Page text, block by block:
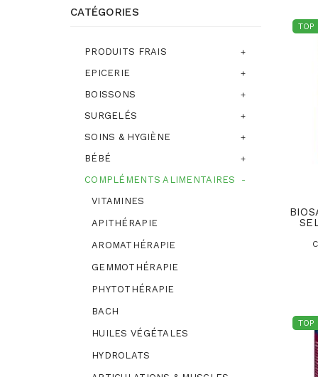
CATÉGORIES
PRODUITS FRAIS
EPICERIE
BOISSONS
SURGELÉS
SOINS & HYGIÈNE
BÉBÉ
COMPLÉMENTS ALIMENTAIRES
VITAMINES
APITHÉRAPIE
AROMATHÉRAPIE
GEMMOTHÉRAPIE
PHYTOTHÉRAPIE
BACH
HUILES VÉGÉTALES
HYDROLATS
TOP
TOP